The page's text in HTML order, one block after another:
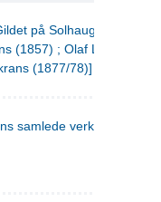
på Solhaug (1883) ;
(1857) ; Olaf Liljekrans
(1877/78)]
samlede verker. 3